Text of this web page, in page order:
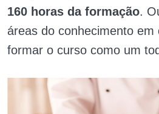
160 horas da formação.
áreas do conhecimento em
formar o curso como um